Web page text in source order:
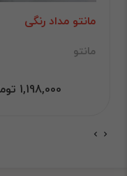
مانتو مداد رنگی
مانتو
1,198,000 تومان